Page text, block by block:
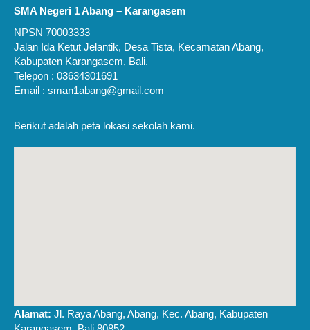
SMA Negeri 1 Abang – Karangasem
NPSN 70003333
Jalan Ida Ketut Jelantik, Desa Tista, Kecamatan Abang,
Kabupaten Karangasem, Bali.
Telepon : 03634301691
Email : sman1abang@gmail.com
Berikut adalah peta lokasi sekolah kami.
Alamat: Jl. Raya Abang, Abang, Kec. Abang, Kabupaten